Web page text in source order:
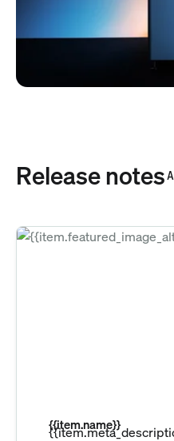
Release notes
{{item.name}}